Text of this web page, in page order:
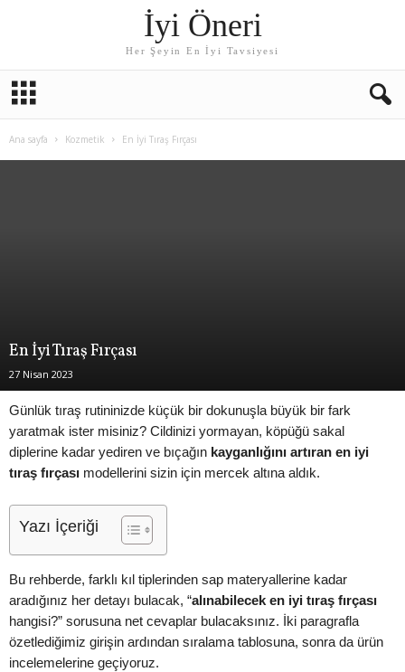
İyi Öneri
Her Şeyin En İyi Tavsiyesi
Ana sayfa Kozmetik En İyi Tıraş Fırçası
En İyi Tıraş Fırçası
27 Nisan 2023
Günlük tıraş rutininizde küçük bir dokunuşla büyük bir fark
yaratmak ister misiniz? Cildinizi yormayan, köpüğü sakal
diplerine kadar yediren ve bıçağın kayganlığını artıran en iyi
tıraş fırçası modellerini sizin için mercek altına aldık.
Yazı İçeriği
Bu rehberde, farklı kıl tiplerinden sap materyallerine kadar
aradığınız her detayı bulacak, “alınabilecek en iyi tıraş fırçası
hangisi?” sorusuna net cevaplar bulacaksınız. İki paragrafla
özetlediğimiz girişin ardından sıralama tablosuna, sonra da ürün
incelemelerine geçiyoruz.